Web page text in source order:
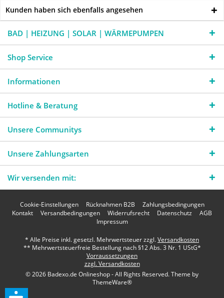
Kunden haben sich ebenfalls angesehen
BAD | HEIZUNG | SOLAR | WÄRMEPUMPEN
Shop Service
Informationen
Hotline & Beratung
Unsere Communitys
Unsere Zahlungsarten
Wir versenden mit:
Cookie-Einstellungen Rücknahmen B2B
Zahlungsbedingungen
Kontakt
Versandbedingungen Widerrufsrecht Datenschutz
AGB
Impressum
* Alle Preise inkl. gesetzl. Mehrwertsteuer zzgl.Versandkosten
** Mehrwertsteuerfreie Bestellung nach §12 Abs. 3 Nr. 1 UStG*
Vorraussetzungen
zzgl. Versandkosten
© 2026 Badexo.de Onlineshop - All Rights Reserved. Theme by
ThemeWare®